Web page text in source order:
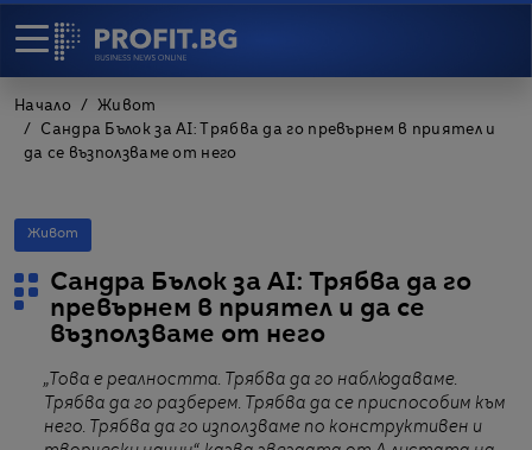
Начало
Живот
Сандра Бълок за AI: Трябва да го превърнем в приятел и
да се възползваме от него
Живот
Сандра Бълок за AI: Трябва да го
превърнем в приятел и да се
възползваме от него
„Това е реалността. Трябва да го наблюдаваме.
Трябва да го разберем. Трябва да се приспособим към
него. Трябва да го използваме по конструктивен и